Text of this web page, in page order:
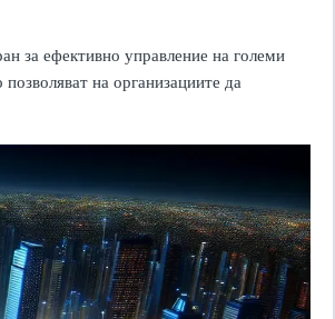
за ефективно управление на големи
на организациите да